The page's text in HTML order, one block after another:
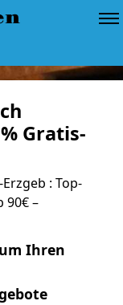
Gratis-
: Top-
90€ –
Ihren